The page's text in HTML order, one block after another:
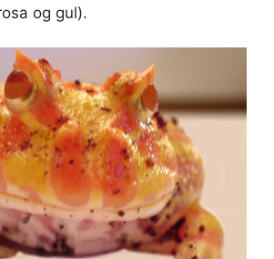
og gul).